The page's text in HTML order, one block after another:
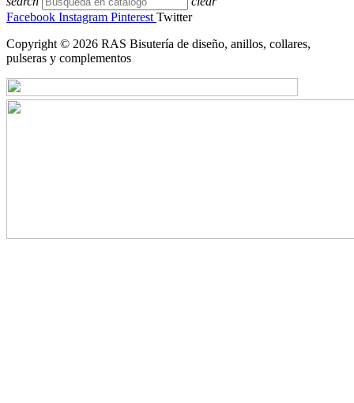
Facebook Instagram Pinterest Twitter
Copyright © 2026 RAS Bisutería de diseño, anillos, collares,
pulseras y complementos